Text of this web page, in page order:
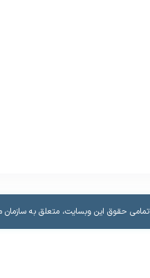
تمامی حقوق این وبسایت، متعلق به سازمان